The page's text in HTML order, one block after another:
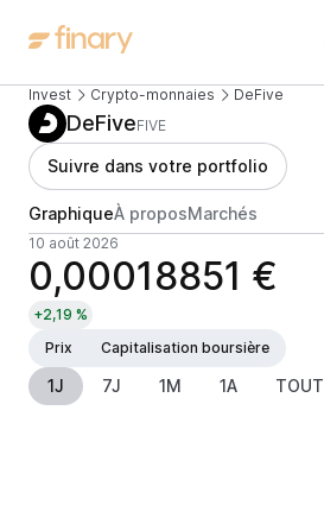
Invest Crypto-monnaies DeFive
DeFiveFIVE
Suivre dans votre portfolio
GraphiqueÀ proposMarchés
10 août 2026
0,00018851 €
+2,19 %
Prix
Capitalisation boursière
1J 7J 1M 1A TOUT